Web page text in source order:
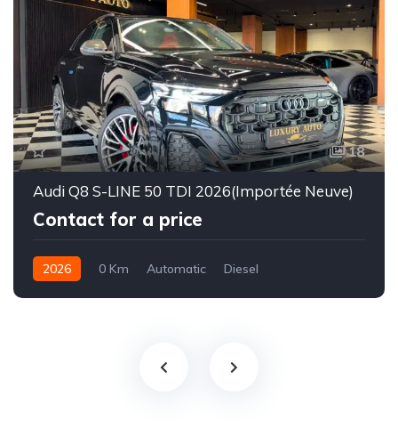
18
Audi Q8 S-LINE 50 TDI 2026(Importée Neuve)
Contact for a price
2026 0 Km Automatic Diesel